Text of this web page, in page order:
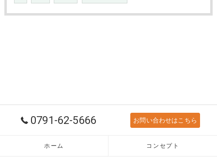
0791-62-5666 お問い合わせはこちら
ホーム コンセプト